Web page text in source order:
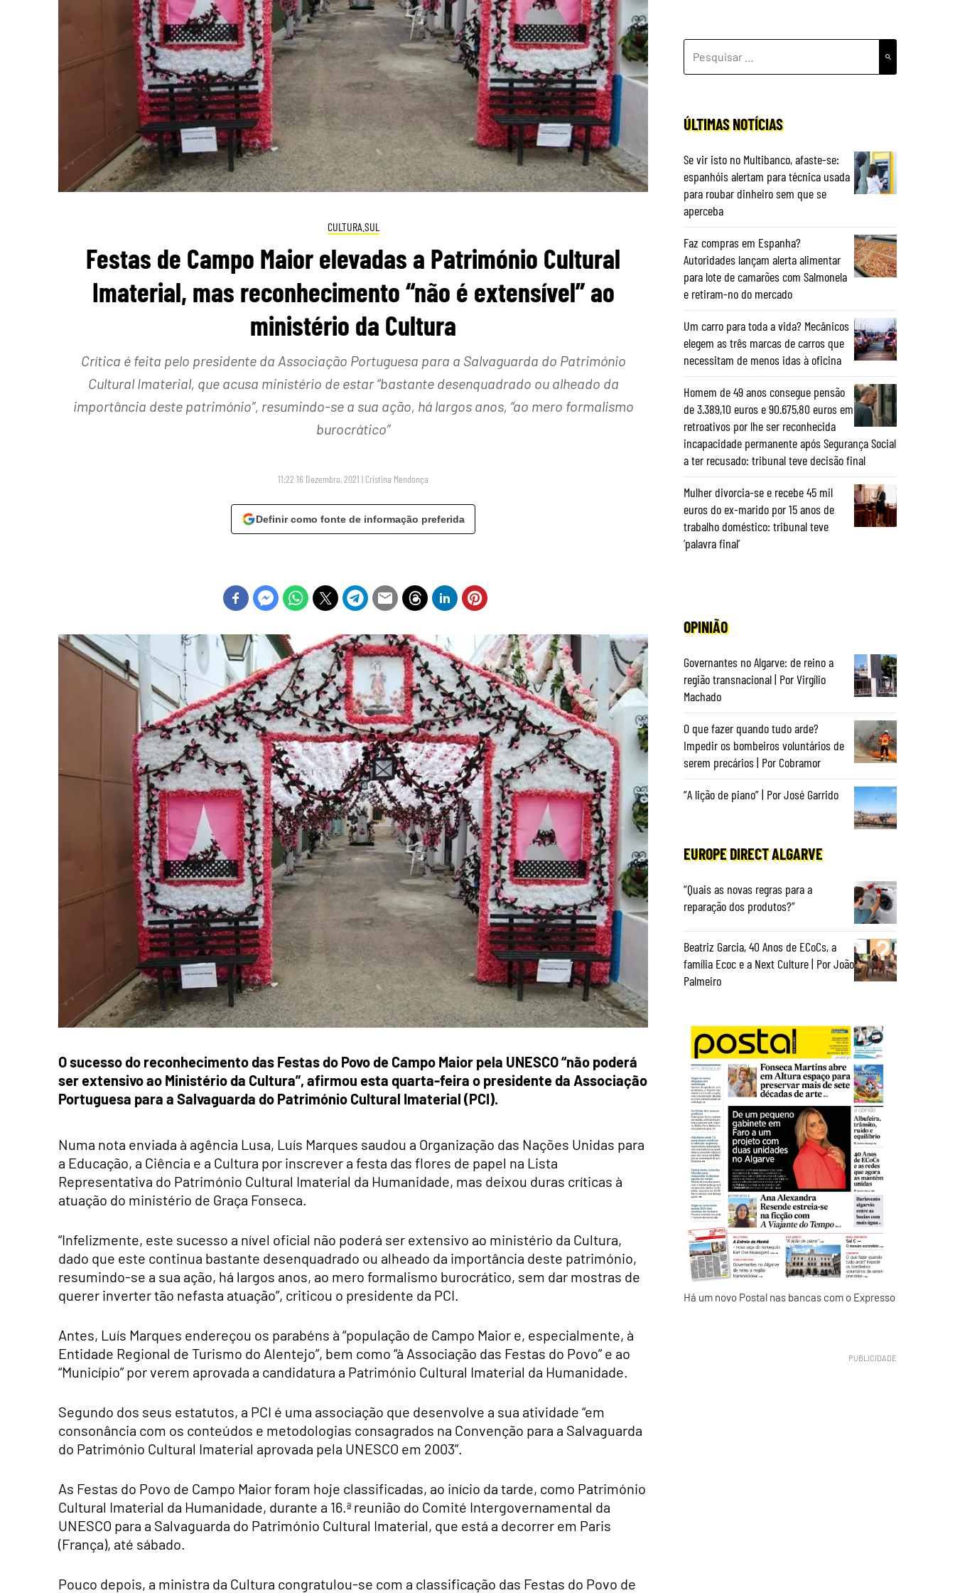
CULTURA.SUL
Festas de Campo Maior elevadas a Património Cultural
Imaterial, mas reconhecimento “não é extensível” ao
ministério da Cultura
Crítica é feita pelo presidente da Associação Portuguesa para a Salvaguarda do Património
Cultural Imaterial, que acusa ministério de estar “bastante desenquadrado ou alheado da
importância deste património”, resumindo-se a sua ação, há largos anos, “ao mero formalismo
burocrático”
11:22 16 Dezembro, 2021 | Cristina Mendonça
Definir como fonte de informação preferida
O sucesso do reconhecimento das Festas do Povo de Campo Maior pela UNESCO “não poderá
ser extensivo ao Ministério da Cultura”, afirmou esta quarta-feira o presidente da Associação
Portuguesa para a Salvaguarda do Património Cultural Imaterial (PCI).
Numa nota enviada à agência Lusa, Luís Marques saudou a Organização das Nações Unidas para
a Educação, a Ciência e a Cultura por inscrever a festa das flores de papel na Lista
Representativa do Património Cultural Imaterial da Humanidade, mas deixou duras críticas à
atuação do ministério de Graça Fonseca.
“Infelizmente, este sucesso a nível oficial não poderá ser extensivo ao ministério da Cultura,
dado que este continua bastante desenquadrado ou alheado da importância deste património,
resumindo-se a sua ação, há largos anos, ao mero formalismo burocrático, sem dar mostras de
querer inverter tão nefasta atuação”, criticou o presidente da PCI.
Antes, Luís Marques endereçou os parabéns à “população de Campo Maior e, especialmente, à
Entidade Regional de Turismo do Alentejo”, bem como “à Associação das Festas do Povo” e ao
“Município” por verem aprovada a candidatura a Património Cultural Imaterial da Humanidade.
Segundo dos seus estatutos, a PCI é uma associação que desenvolve a sua atividade “em
consonância com os conteúdos e metodologias consagrados na Convenção para a Salvaguarda
do Património Cultural Imaterial aprovada pela UNESCO em 2003”.
As Festas do Povo de Campo Maior foram hoje classificadas, ao início da tarde, como Património
Cultural Imaterial da Humanidade, durante a 16.ª reunião do Comité Intergovernamental da
UNESCO para a Salvaguarda do Património Cultural Imaterial, que está a decorrer em Paris
(França), até sábado.
Pouco depois, a ministra da Cultura congratulou-se com a classificação das Festas do Povo de
POR:
ÚLTIMAS NOTÍCIAS
Se vir isto no Multibanco, afaste-se:
espanhóis alertam para técnica usada
para roubar dinheiro sem que se
aperceba
Faz compras em Espanha?
Autoridades lançam alerta alimentar
para lote de camarões com Salmonela
e retiram-no do mercado
Um carro para toda a vida? Mecânicos
elegem as três marcas de carros que
necessitam de menos idas à oficina
Homem de 49 anos consegue pensão
de 3.389,10 euros e 90.675,80 euros em
retroativos por lhe ser reconhecida
incapacidade permanente após Segurança Social
a ter recusado: tribunal teve decisão final
Mulher divorcia-se e recebe 45 mil
euros do ex-marido por 15 anos de
trabalho doméstico: tribunal teve
‘palavra final’
OPINIÃO
Governantes no Algarve: de reino a
região transnacional | Por Virgílio
Machado
O que fazer quando tudo arde?
Impedir os bombeiros voluntários de
serem precários | Por Cobramor
“A lição de piano” | Por José Garrido
EUROPE DIRECT ALGARVE
“Quais as novas regras para a
reparação dos produtos?”
Beatriz Garcia, 40 Anos de ECoCs, a
família Ecoc e a Next Culture | Por João
Palmeiro
Há um novo Postal nas bancas com o Expresso